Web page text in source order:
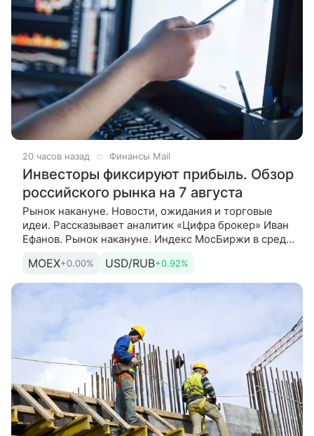
20 часов назад Финансы Mail
Инвесторы фиксируют прибыль. Обзор
российского рынка на 7 августа
Рынок накануне. Новости, ожидания и торговые
идеи. Рассказывает аналитик «Цифра брокер» Иван
Ефанов. Рынок накануне. Индекс МосБиржи в среду
0,69%,
MOEX+0.00% USD/RUB+0.92%